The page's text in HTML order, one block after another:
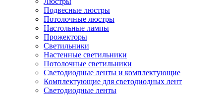
Подвесные люстры
Потолочные люстры
Настольные лампы
Прожекторы
Светильники
Настенные светильники
Потолочные светильники
Светодиодные ленты и комплектующие
Комплектующие для светодиодных лент
Светодиодные ленты